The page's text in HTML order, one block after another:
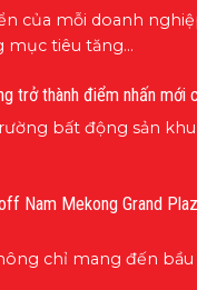
của mỗi doanh
mục tiêu tăng...
trở thành điểm nhấn mới
bất động sản
Nam Mekong Grand
chỉ mang đến